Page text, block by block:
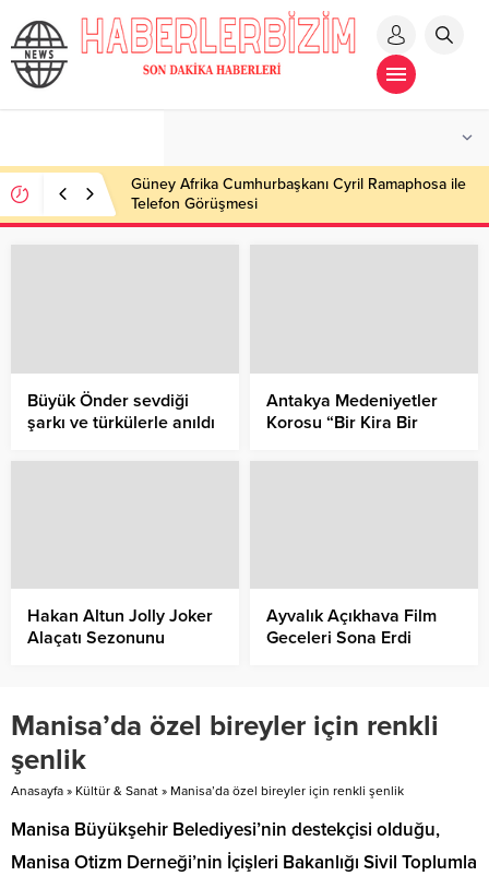
Güney Afrika Cumhurbaşkanı Cyril Ramaphosa ile
Telefon Görüşmesi
Büyük Önder sevdiği
şarkı ve türkülerle anıldı
Antakya Medeniyetler
Korosu “Bir Kira Bir
Hakan Altun Jolly Joker
Alaçatı Sezonunu
Ayvalık Açıkhava Film
Geceleri Sona Erdi
Manisa’da özel bireyler için renkli
şenlik
Anasayfa » Kültür & Sanat » Manisa’da özel bireyler için renkli şenlik
Manisa Büyükşehir Belediyesi’nin destekçisi olduğu,
Manisa Otizm Derneği’nin İçişleri Bakanlığı Sivil Toplumla